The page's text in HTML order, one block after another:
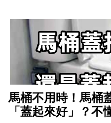
馬桶不用時！馬桶
「蓋起來好」？不